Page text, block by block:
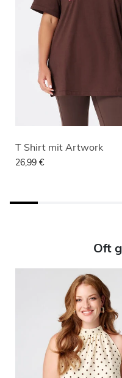
T Shirt mit Artwork
26,99 €
Oft